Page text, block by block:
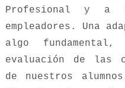
Profesional y a
empleadores. Una
algo
evaluación de las
de nuestros